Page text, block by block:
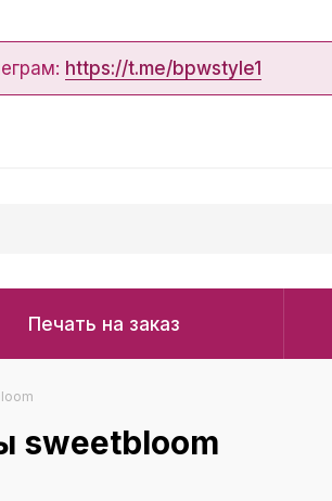
https://t.me/bpwstyle1
Печать на заказ
sweetbloom